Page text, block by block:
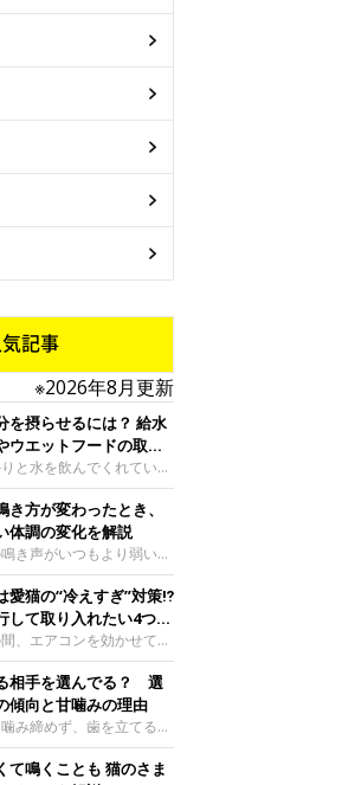
記事
※2026年8月更新
を摂らせるには？ 給水
ウエットフードの取り
と水を飲んでくれていま
コンで室内が涼しいこ
まり水を飲まないこと
を摂らせるためには、給
り、フードから水分を摂
があります。今回は獣医
、猫に水分を摂らせるた
きる工夫を教えていただ
の高さを愛猫の好みにね
真ギャラリー水飲みボウ
飲むときに頭が胃より下
設定すると飲みやすいで
折り曲げずに済むため、
方が変わったとき、
体調の変化を解説
き声がいつもより弱い、
く鳴くなど、ふだんと違
があります。 そんなと
ような様子を確認したら
。暑い日に猫の鳴き方が
や注意したい体調の変化
このきもち獣医師相談室
伺いました。 鳴き方の
ず、全身の様子も確認し
稿写真ギャラリー猫の鳴
き、暑さと関係している
愛猫の“冷えすぎ”対策⁉
して取り入れたい4つの
、エアコンを効かせて室
ね。しかし、人にとって
、猫にとっては温度が低
さ対策と並行して、冷え
りと行うことが大切で
の重本仁先生に、猫の冷
の対策を教えていただき
相手を選んでる？ 選
傾向と甘噛みの理由
み締めず、歯を立てる程
”。遊びやスキンシップの
とがありますが、同じ家
て鳴くことも 猫のさま